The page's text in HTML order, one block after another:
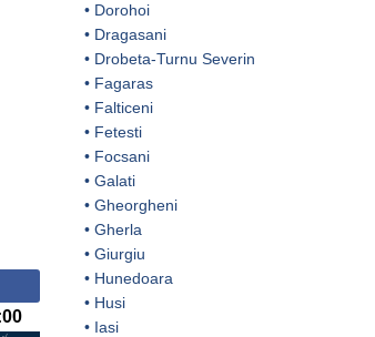
• Dorohoi
• Dragasani
• Drobeta-Turnu Severin
• Fagaras
• Falticeni
• Fetesti
• Focsani
• Galati
• Gheorgheni
• Gherla
• Giurgiu
• Hunedoara
• Husi
• Iasi